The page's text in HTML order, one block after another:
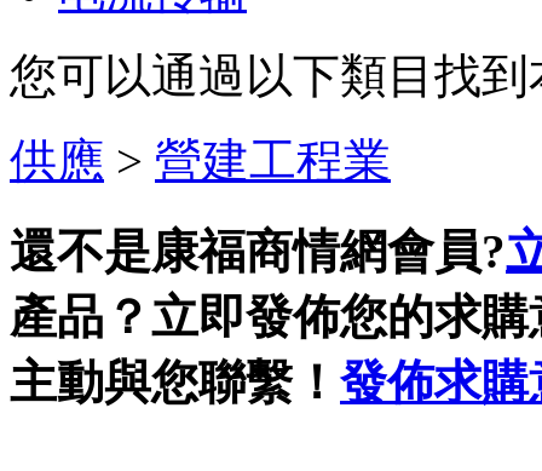
您可以通過以下類目找
供應 > 營建工程業
還不是康福商情網會員?
產品？立即發佈您的求
主動與您聯繫！ 發佈求購